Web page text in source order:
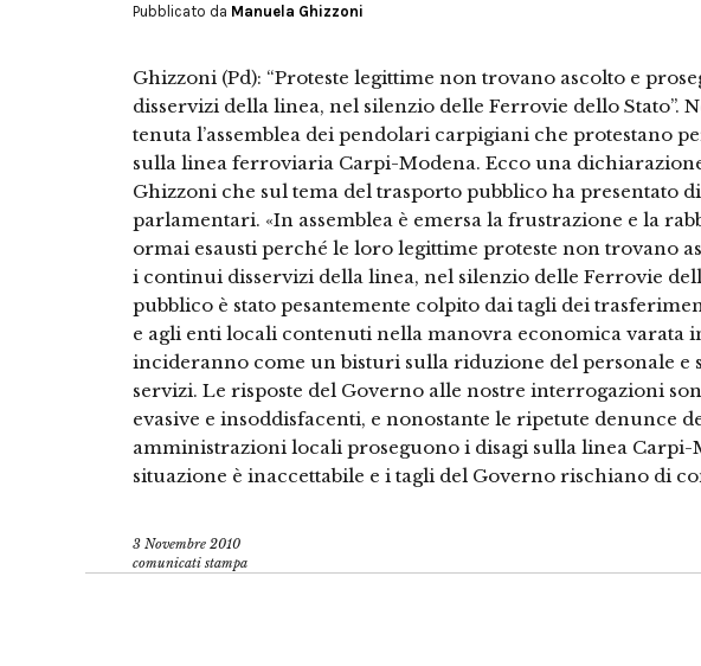
Pubblicato da Manuela Ghizzoni
Ghizzoni (Pd): “Proteste legittime non trovano ascolto e
disservizi della linea, nel silenzio delle Ferrovie dello Stato”.
tenuta l’assemblea dei pendolari carpigiani che protestano
sulla linea ferroviaria Carpi-Modena. Ecco una
Ghizzoni che sul tema del trasporto pubblico ha presentato
parlamentari. «In assemblea è emersa la frustrazione e la
ormai esausti perché le loro legittime proteste non trovano
i continui disservizi della linea, nel silenzio delle Ferrovie
pubblico è stato pesantemente colpito dai tagli dei
e agli enti locali contenuti nella manovra economica varata
incideranno come un bisturi sulla riduzione del personale e
servizi. Le risposte del Governo alle nostre interrogazioni
evasive e insoddisfacenti, e nonostante le ripetute denunce
amministrazioni locali proseguono i disagi sulla linea Carpi-
situazione è inaccettabile e i tagli del Governo rischiano di
3 Novembre 2010
comunicati stampa